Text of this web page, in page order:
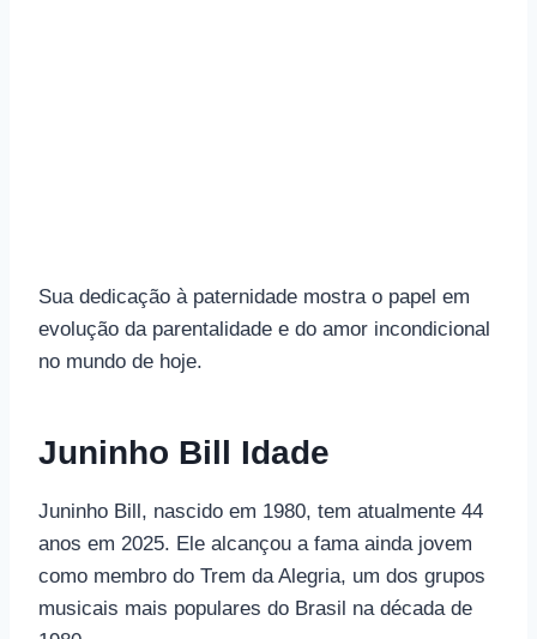
Sua dedicação à paternidade mostra o papel em
evolução da parentalidade e do amor incondicional
no mundo de hoje.
Juninho Bill Idade
Juninho Bill, nascido em 1980, tem atualmente 44
anos em 2025. Ele alcançou a fama ainda jovem
como membro do Trem da Alegria, um dos grupos
musicais mais populares do Brasil na década de